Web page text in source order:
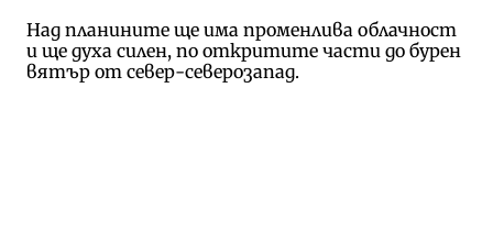
Над планините ще има променлива облачност
и ще духа силен, по откритите части до бурен
вятър от север-северозапад.